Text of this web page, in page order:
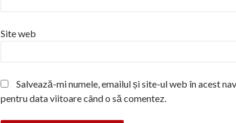
Site web
Salvează-mi numele, emailul și site-ul web în acest
pentru data viitoare când o să comentez.